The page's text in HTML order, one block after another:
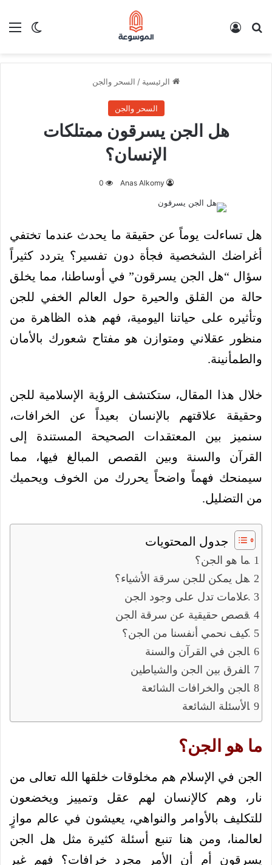
الوضع بحث عن
الرئيسية / السحر والجن
السحر والجن
هل الجن يسرقون ممتلكات
الإنسان؟
Anas Alkomy
0
هل تساءلت يوماً عن حقيقة ما يحدث عندما تختفي
أغراضك الشخصية فجأة دون تفسير؟ يتردد كثيراً
سؤال “هل الجن يسرقون” في أوساطنا، مما يخلق
حالة من القلق والحيرة حول العالم الخفي للجن
وتأثيره على حياتنا اليومية، فهم هذه الظاهرة من
منظور عقلاني ومتوازن هو مفتاح شعورك بالأمان
والطمأنينة.
خلال هذا المقال، ستكتشف الرؤية الإسلامية للجن
وحقيقة علاقتهم بالإنسان بعيداً عن الخرافات،
سنميز بين المعتقدات الصحيحة المستندة إلى
القرآن والسنة وبين القصص المبالغ فيها، مما
سيمنحك فهماً واضحاً يحررك من الخوف ويحميك
من التضليل.
جدول المحتويات
ما هو الجن؟
هل يمكن للجن سرقة الأشياء؟
علامات تدل على وجود الجن
قصص حقيقية عن سرقة الجن
كيف نحمي أنفسنا من الجن؟
الجن في القرآن والسنة
الفرق بين الجن والشياطين
الجن والخرافات الشائعة
الأسئلة الشائعة
ما هو الجن؟
الجن في الإسلام هم مخلوقات خلقها الله تعالى من
نار، وهم كالإنسان لهم عقل وتمييز ويخضعون
للتكليف بالأوامر والنواهي، يعيشون في عالم موازٍ
لعالمنا، ومن هنا تنبع أسئلة كثيرة مثل هل الجن
يسرقون أم أن الأمر مجرد خرافات؟ فهم غير